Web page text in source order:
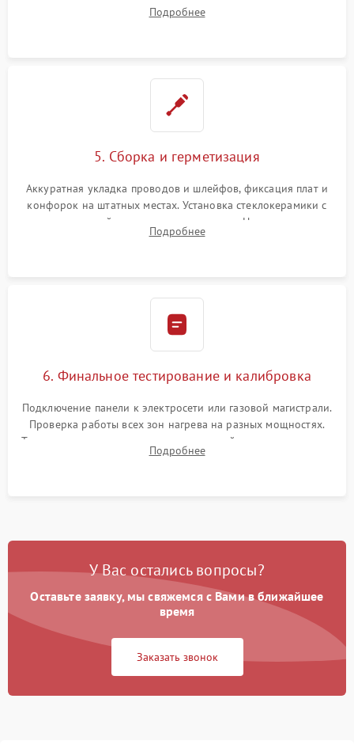
дорожек. Очистка контактов и замена поврежденной
Подробнее
5. Сборка и герметизация
Аккуратная укладка проводов и шлейфов, фиксация плат и
конфорок на штатных местах. Установка стеклокерамики с
проверкой равномерности зазоров. Нанесение
термостойкого герметика или укладка уплотнительной
Подробнее
6. Финальное тестирование и калибровка
Подключение панели к электросети или газовой магистрали.
Проверка работы всех зон нагрева на разных мощностях.
Тестирование сенсорного управления, таймера, индикаторов
остаточного тепла и систем защиты от перегрева.
Подробнее
У Вас остались вопросы?
Оставьте заявку, мы свяжемся с Вами в ближайшее
время
Заказать звонок